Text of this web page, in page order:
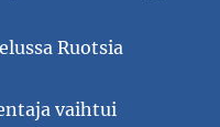
Ruotsia
vaihtui